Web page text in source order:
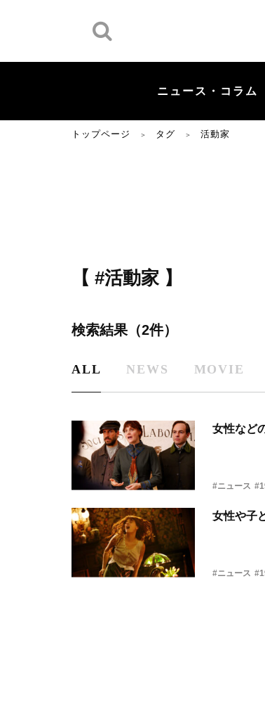
ニュース・コラム
トップページ ＞ タグ ＞ 活動家
【 #活動家 】
検索結果（2件）
ALL NEWS MOVIE
女性など
#ニュース
女性や子
#ニュース